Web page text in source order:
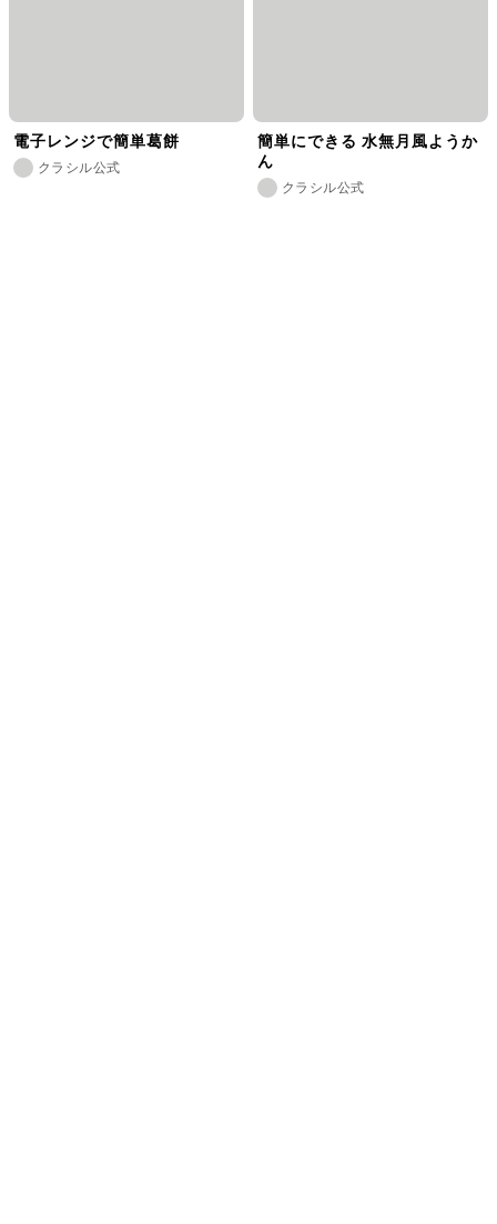
電子レンジで簡単葛餅
クラシル公式
簡単にできる 水無月風ようか
ん
クラシル公式